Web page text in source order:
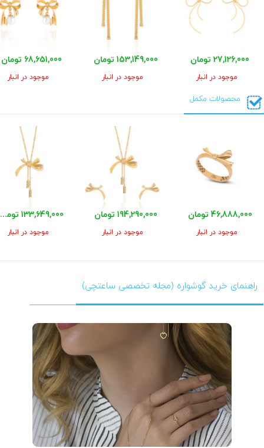
27,126,000 تومان
موجود در انبار
153,149,000 تومان
موجود در انبار
68,651,000 تومان
موجود در انبار
محصولات مکمل
46,888,000 تومان
موجود در انبار
194,290,000 تومان
موجود در انبار
133,649,000 تومان
موجود در انبار
راهنمای خرید گوشواره (مجله تخصصی ساعتچی)